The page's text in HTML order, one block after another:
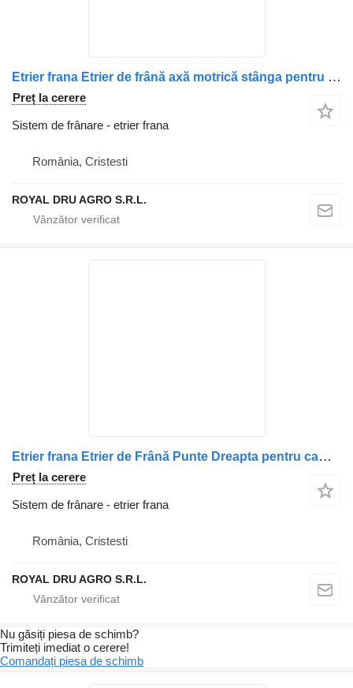
Etrier frana Etrier de frână axă motrică stânga pentru camion DAF (coduri multiple)
Preț la cerere
Sistem de frânare - etrier frana
România, Cristesti
ROYAL DRU AGRO S.R.L.
Etrier frana Etrier de Frână Punte Dreapta pentru camion DAF 1928819 / 1473365 / 1517003 / 1731225 / 1756387 / 1921156 / 1946325 / 1363748 / 1446730 / 1511581 / 1862301 / 14000553 / A0501005906 / 1862291
Preț la cerere
Sistem de frânare - etrier frana
România, Cristesti
ROYAL DRU AGRO S.R.L.
Nu găsiți piesa de schimb?
Trimiteți imediat o cerere!
Comandați piesa de schimb